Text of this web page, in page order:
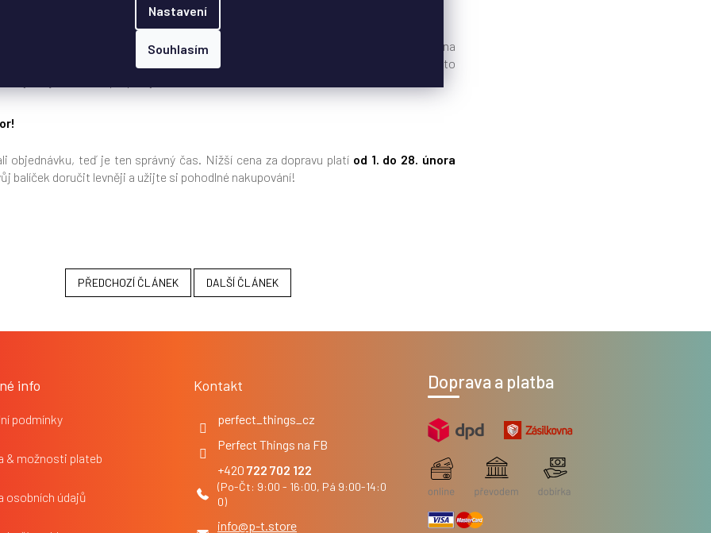
Nastavení
Souhlasím
z nejoblíbenějších dopravců díky široké síti výdejních míst po celé České republice i na
si můžete vyzvednout kdykoliv se vám to hodí, bez čekání na kurýra. Navíc je to
i rychlejší varianta přepravy!
objednávku, teď je ten správný čas. Nižší cena za dopravu platí od 1. do 28. února
balíček doručit levněji a užijte si pohodlné nakupování!
PŘEDCHOZÍ ČLÁNEK DALŠÍ ČLÁNEK
info
podmínky
& možnosti plateb
osobních údajů
Kontakt
info@p-t.store
722 702 122
Perfect Things na FB
perfect_things_cz
Doprava a platba